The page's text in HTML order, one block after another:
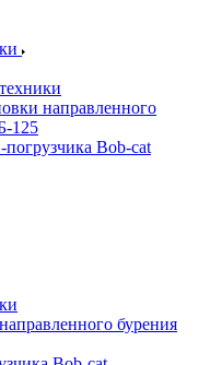
направленного
125
Bob-cat
бурения